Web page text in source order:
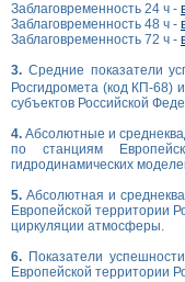
Заблаговременность 24 ч -
Заблаговременность 48 ч -
Заблаговременность 72 ч -
3. Средние показатели
Росгидромета (код КП-68)
субъектов Российской
4. Абсолютные и
по станциям
гидродинамических
5. Абсолютная и
Европейской территории
циркуляции атмосферы.
6. Показатели
Европейской территории